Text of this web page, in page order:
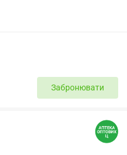
Забронювати